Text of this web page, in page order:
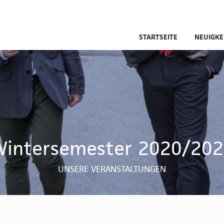
STARTSEITE
2020/
UNSERE VERANSTALTUNGEN